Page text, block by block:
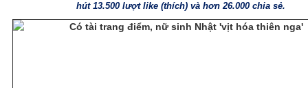
hút 13.500 lượt like (thích) và hơn 26.000 chia sẻ.